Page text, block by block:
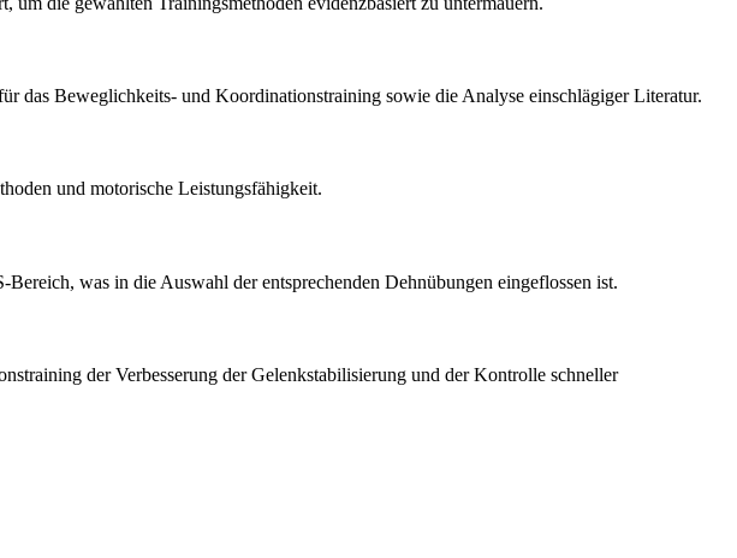
das Beweglichkeits- und Koordinationstraining sowie die Analyse einschlägiger Literatur.
und motorische Leistungsfähigkeit.
was in die Auswahl der entsprechenden Dehnübungen eingeflossen ist.
der Verbesserung der Gelenkstabilisierung und der Kontrolle schneller